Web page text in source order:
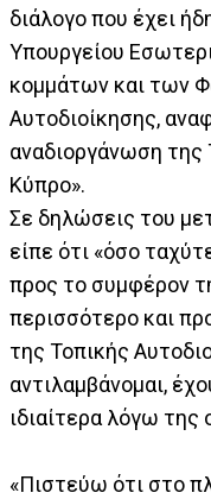
διάλογο που έχει
Υπουργείου
κομμάτων και των
Αυτοδιοίκησης,
αναδιοργάνωση της
Κύπρο».
Σε δηλώσεις του
είπε ότι «όσο
προς το συμφέρον
περισσότερο και
της Τοπικής
αντιλαμβάνομαι,
ιδιαίτερα λόγω της
«Πιστεύω ότι στο